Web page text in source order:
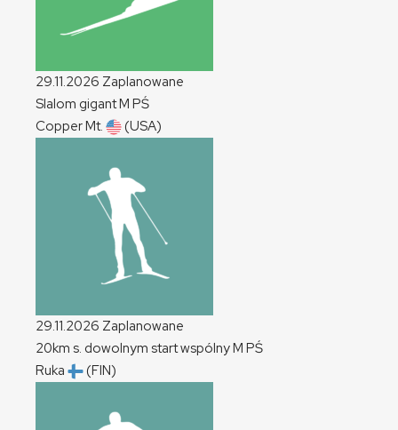
29.11.2026 Zaplanowane
Slalom gigantM PŚ
Copper Mt.
(USA)
29.11.2026 Zaplanowane
20km s. dowolnym start wspólnyM PŚ
Ruka
(FIN)